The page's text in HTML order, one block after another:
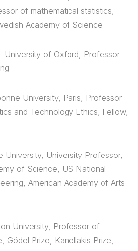
of mathematical statistics,
Academy of Science
University of Oxford, Professor
University, Paris, Professor
and Technology Ethics, Fellow,
University, University Professor,
of Science, US National
American Academy of Arts
University, Professor of
Gödel Prize, Kanellakis Prize,